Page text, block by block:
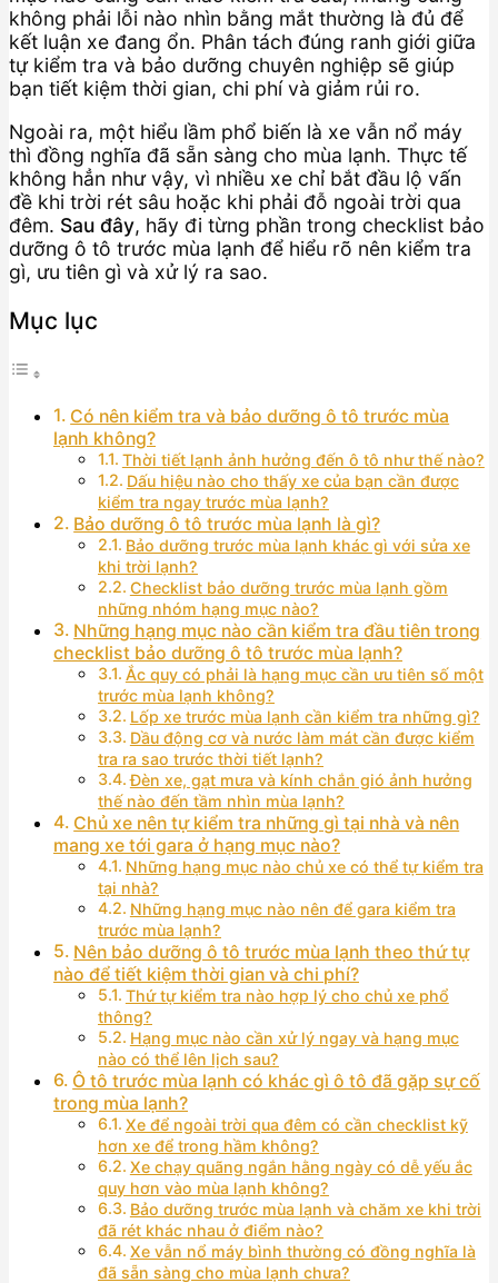
không phải lỗi nào nhìn bằng mắt thường là đủ để
kết luận xe đang ổn. Phân tách đúng ranh giới giữa
tự kiểm tra và bảo dưỡng chuyên nghiệp sẽ giúp
bạn tiết kiệm thời gian, chi phí và giảm rủi ro.
Ngoài ra, một hiểu lầm phổ biến là xe vẫn nổ máy
thì đồng nghĩa đã sẵn sàng cho mùa lạnh. Thực tế
không hẳn như vậy, vì nhiều xe chỉ bắt đầu lộ vấn
đề khi trời rét sâu hoặc khi phải đỗ ngoài trời qua
đêm. Sau đây, hãy đi từng phần trong checklist bảo
dưỡng ô tô trước mùa lạnh để hiểu rõ nên kiểm tra
gì, ưu tiên gì và xử lý ra sao.
Mục lục
Có nên kiểm tra và bảo dưỡng ô tô trước mùa
lạnh không?
Thời tiết lạnh ảnh hưởng đến ô tô như thế nào?
Dấu hiệu nào cho thấy xe của bạn cần được
kiểm tra ngay trước mùa lạnh?
Bảo dưỡng ô tô trước mùa lạnh là gì?
Bảo dưỡng trước mùa lạnh khác gì với sửa xe
khi trời lạnh?
Checklist bảo dưỡng trước mùa lạnh gồm
những nhóm hạng mục nào?
Những hạng mục nào cần kiểm tra đầu tiên trong
checklist bảo dưỡng ô tô trước mùa lạnh?
Ắc quy có phải là hạng mục cần ưu tiên số một
trước mùa lạnh không?
Lốp xe trước mùa lạnh cần kiểm tra những gì?
Dầu động cơ và nước làm mát cần được kiểm
tra ra sao trước thời tiết lạnh?
Đèn xe, gạt mưa và kính chắn gió ảnh hưởng
thế nào đến tầm nhìn mùa lạnh?
Chủ xe nên tự kiểm tra những gì tại nhà và nên
mang xe tới gara ở hạng mục nào?
Những hạng mục nào chủ xe có thể tự kiểm tra
tại nhà?
Những hạng mục nào nên để gara kiểm tra
trước mùa lạnh?
Nên bảo dưỡng ô tô trước mùa lạnh theo thứ tự
nào để tiết kiệm thời gian và chi phí?
Thứ tự kiểm tra nào hợp lý cho chủ xe phổ
thông?
Hạng mục nào cần xử lý ngay và hạng mục
nào có thể lên lịch sau?
Ô tô trước mùa lạnh có khác gì ô tô đã gặp sự cố
trong mùa lạnh?
Xe để ngoài trời qua đêm có cần checklist kỹ
hơn xe để trong hầm không?
Xe chạy quãng ngắn hằng ngày có dễ yếu ắc
quy hơn vào mùa lạnh không?
Bảo dưỡng trước mùa lạnh và chăm xe khi trời
đã rét khác nhau ở điểm nào?
Xe vẫn nổ máy bình thường có đồng nghĩa là
đã sẵn sàng cho mùa lạnh chưa?